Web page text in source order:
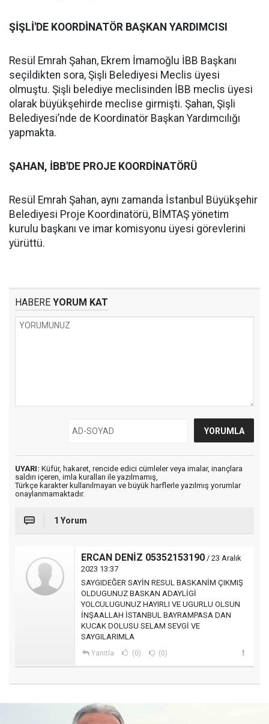
ŞİŞLİ'DE KOORDİNATÖR BAŞKAN YARDIMCISI
Resül Emrah Şahan, Ekrem İmamoğlu İBB Başkanı
seçildikten sora, Şişli Belediyesi Meclis üyesi
olmuştu. Şişli belediye meclisinden İBB meclis üyesi
olarak büyükşehirde meclise girmişti. Şahan, Şişli
Belediyesi’nde de Koordinatör Başkan Yardımcılığı
yapmakta.
ŞAHAN, İBB'DE PROJE KOORDİNATÖRÜ
Resül Emrah Şahan, aynı zamanda İstanbul Büyükşehir
Belediyesi Proje Koordinatörü, BİMTAŞ yönetim
kurulu başkanı ve imar komisyonu üyesi görevlerini
yürüttü.
HABERE YORUM KAT
UYARI: Küfür, hakaret, rencide edici cümleler veya imalar, inançlara
saldırı içeren, imla kuralları ile yazılmamış,
Türkçe karakter kullanılmayan ve büyük harflerle yazılmış yorumlar
onaylanmamaktadır.
1 Yorum
ERCAN DENİZ 05352153190 / 23 Aralık
2023 13:37
SAYGIDEĞER SAYİN RESUL BASKANİM ÇIKMIŞ
OLDUGUNUZ BASKAN ADAYLİGİ
YOLCULUGUNUZ HAYIRLI VE UGURLU OLSUN
İNŞAALLAH İSTANBUL BAYRAMPASA DAN
KUCAK DOLUSU SELAM SEVGİ VE
SAYGILARIMLA
Yanıtla (0) (0)